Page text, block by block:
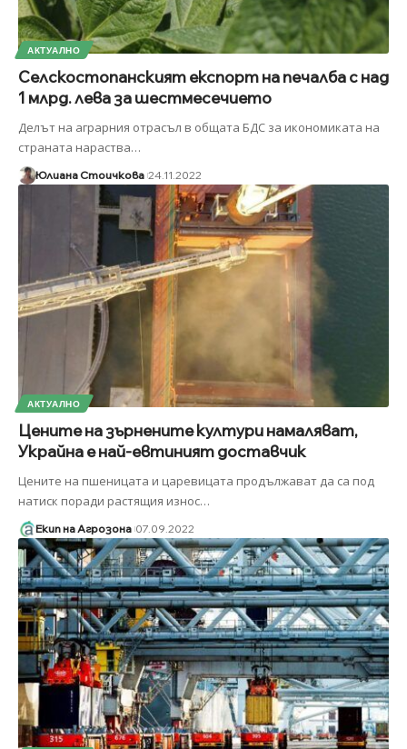
АКТУАЛНО
Селскостопанският експорт на печалба с над
1 млрд. лева за шестмесечието
Делът на аграрния отрасъл в общата БДС за икономиката на
страната нараства…
Юлиана Стоичкова 24.11.2022
АКТУАЛНО
Цените на зърнените култури намаляват,
Украйна е най-евтиният доставчик
Цените на пшеницата и царевицата продължават да са под
натиск поради растящия износ…
Екип на Агрозона 07.09.2022